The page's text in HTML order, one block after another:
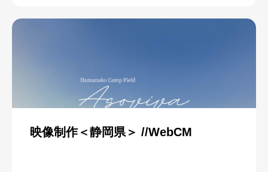
映像制作＜静岡県＞ //WebCM